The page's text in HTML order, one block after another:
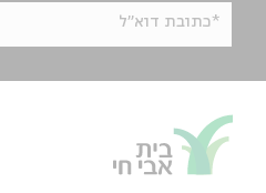
*כתובת דוא"ל